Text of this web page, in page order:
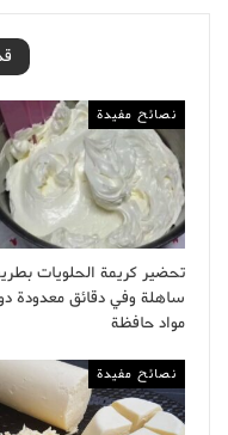
نصائح مفيدة
تحضير كريمة الحلويات
ساهلة وفي دقائق معدودة
مواد حافظة
نصائح مفيدة